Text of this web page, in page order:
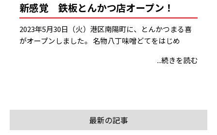
新感覚 鉄板とんかつ店オープン！
2023年5月30日（火）港区南陽町に、とんかつまる喜
がオープンしました。 名物八丁味噌どてをはじめ
...続きを読む
最新の記事